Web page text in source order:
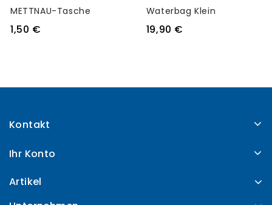
METTNAU-Tasche
1,50 €
Waterbag Klein
19,90 €
Kontakt
Ihr Konto
Artikel